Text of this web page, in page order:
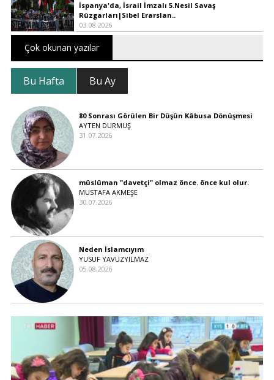
İspanya'da, İsrail İmzalı 5.Nesil Savaş
Rüzgarları|Sibel Erarslan..
03.08.2026
Çok okunan yazılar
Bu Hafta Bu Ay
80 Sonrası Görülen Bir Düşün Kâbusa Dönüşmesi
AYTEN DURMUŞ
31.07.2026
müslüman "davetçi" olmaz önce. önce kul olur.
MUSTAFA AKMEŞE
30.07.2026
Neden İslamcıyım
YUSUF YAVUZYILMAZ
05.08.2026